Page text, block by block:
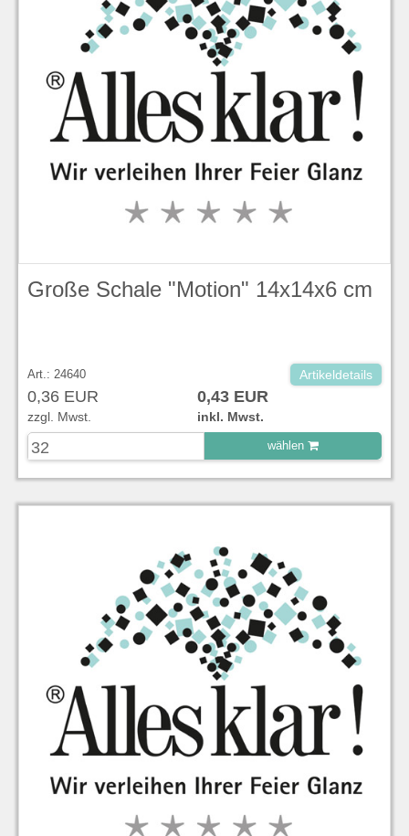
Große Schale "Motion" 14x14x6 cm
Art.: 24640 Artikeldetails
0,36 EUR 0,43 EUR
zzgl. Mwst. inkl. Mwst.
wählen
zu Warenkorb hinzugefügt.